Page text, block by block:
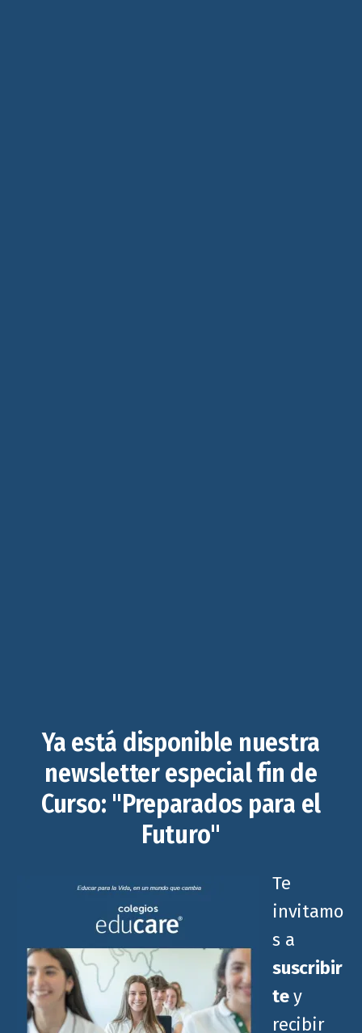
Ya está disponible nuestra
newsletter especial fin de
Curso: "Preparados para el
Futuro"
Te
invitamo
s a
suscribir
tey
recibir